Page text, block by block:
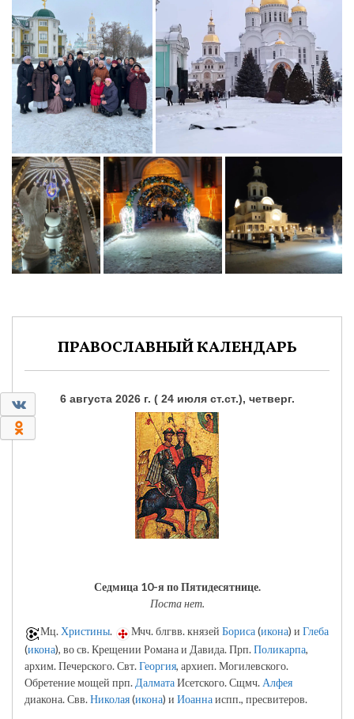
ПРАВОСЛАВНЫЙ КАЛЕНДАРЬ
6 августа 2026 г. ( 24 июля ст.ст.), четверг.
Седмица 10-я по Пятидесятнице.
Поста нет.
Мц. Христины. Мчч. блгвв. князей Бориса(икона) и Глеба
(икона), во св. Крещении Романа и Давида. Прп.Поликарпа,
архим. Печерского. Свт.Георгия, архиеп. Могилевского.
Обретение мощей прп.ДалматаИсетского. Сщмч.Алфея
диакона. Свв.Николая(икона) и Иоаннаиспп., пресвитеров.